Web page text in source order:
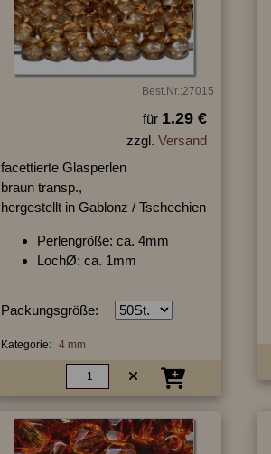
Best.Nr.:27015
für 1.29 €
zzgl. Versand
facettierte Glasperlen
braun transp.,
hergestellt in Gablonz / Tschechien
Perlengröße: ca. 4mm
LochØ: ca. 1mm
Packungsgröße:
Kategorie: 4 mm